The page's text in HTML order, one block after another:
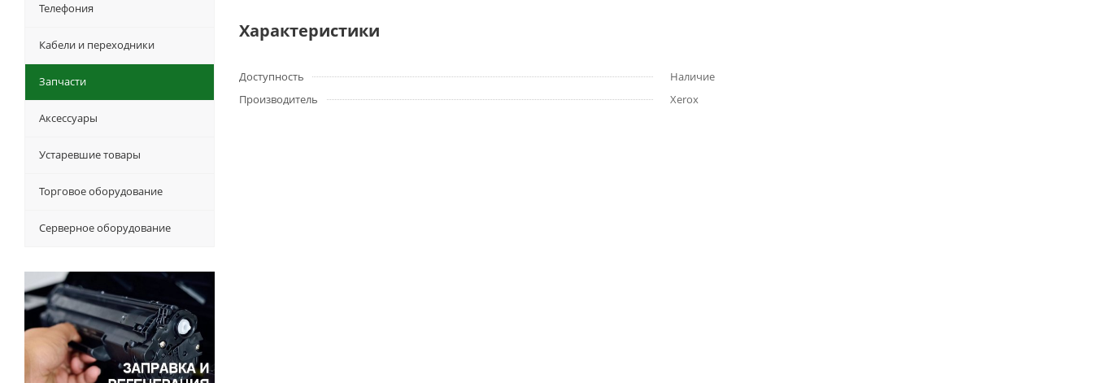
Характеристики
Доступность
Наличие
Производитель
Xerox
Телефония
Кабели и переходники
Запчасти
Аксессуары
Устаревшие товары
Торговое оборудование
Серверное оборудование